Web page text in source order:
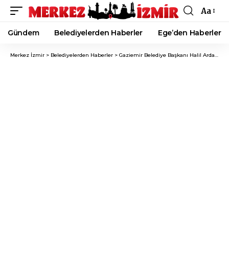
Font
Resizer
Aa
Gündem Belediyelerden Haberler Ege’den Haberler
Merkez İzmir > Belediyelerden Haberler > Gaziemir Belediye Başkanı Halil Arda, Adım Adım Gaziemir Projesiyle Kadınların Önerilerini Dinliyor!